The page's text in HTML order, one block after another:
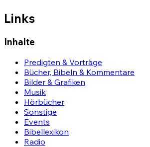
Links
Inhalte
Predigten & Vorträge
Bücher, Bibeln & Kommentare
Bilder & Grafiken
Musik
Hörbücher
Sonstige
Events
Bibellexikon
Radio